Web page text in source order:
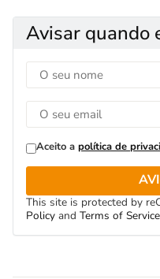
Avisar quando
Aceito a política de
This site is protected by
Policy and Terms of Service